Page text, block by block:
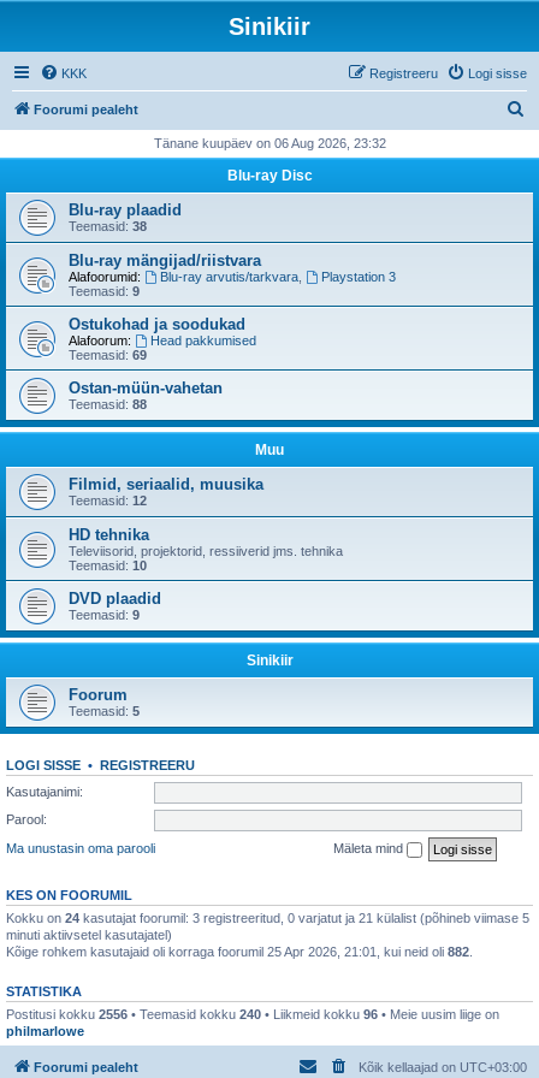
Sinikiir
KKK Logi sisse
Registreeru
Foorumi pealeht
i
Tänane kuupäev on 06 Aug 2026, 23:32
Blu-ray Disc
Blu-ray plaadid
Teemasid: 38
Blu-ray mängijad/riistvara
Alafoorumid: Blu-ray arvutis/tarkvara,
Playstation 3
Teemasid: 9
Ostukohad ja soodukad
Alafoorum:
Head pakkumised
Teemasid: 69
Ostan-müün-vahetan
Teemasid: 88
Muu
Filmid, seriaalid, muusika
Teemasid: 12
HD tehnika
Televiisorid, projektorid, ressiiverid jms. tehnika
Teemasid: 10
DVD plaadid
Teemasid: 9
Sinikiir
Foorum
Teemasid: 5
LOGI SISSE • REGISTREERU
Kasutajanimi:
Parool:
Ma unustasin oma parooli
Mäleta mind
KES ON FOORUMIL
Kokku on 24 kasutajat foorumil: 3 registreeritud, 0 varjatut ja 21 külalist (põhineb viimase 5
minuti aktiivsetel kasutajatel)
Kõige rohkem kasutajaid oli korraga foorumil 25 Apr 2026, 21:01, kui neid oli 882
STATISTIKA
Postitusi kokku 2556 • Teemasid kokku 240 • Liikmeid kokku 96 • Meie uusim liige on
philmarlowe
Foorumi pealeht Kõik kellaajad on UTC+03:00